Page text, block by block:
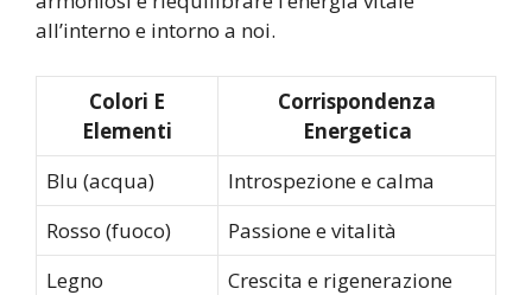
all’interno e intorno a noi.
Colori E
Elementi
Corrispondenza
Energetica
Blu (acqua)
Introspezione e calma
Rosso (fuoco)
Passione e vitalità
Legno
Crescita e rigenerazione